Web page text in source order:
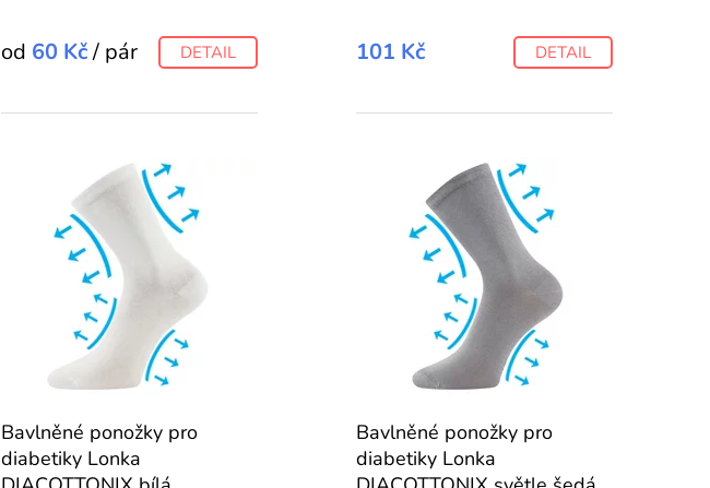
od 60 Kč/ pár DETAIL 101 Kč DETAIL
Bavlněné ponožky pro
diabetiky Lonka
Bavlněné ponožky pro
diabetiky Lonka